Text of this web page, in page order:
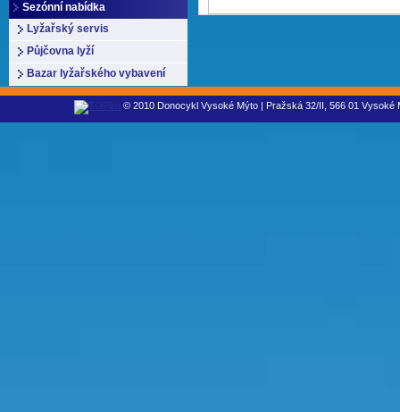
Sezónní nabídka
Lyžařský servis
Půjčovna lyží
Bazar lyžařského vybavení
© 2010 Donocykl Vysoké Mýto | Pražská 32/II, 566 01 Vysoké